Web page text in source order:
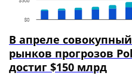
В апреле
рынков прогрозов
достиг $150 млрд